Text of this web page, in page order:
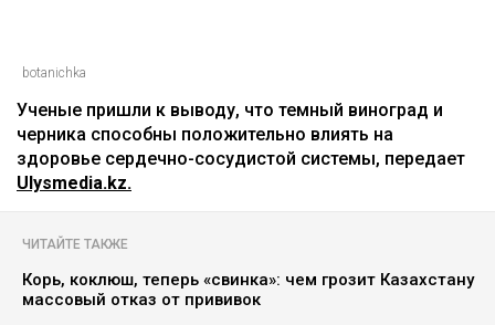
botanichka
Ученые пришли к выводу, что темный виноград и
черника способны положительно влиять на
здоровье сердечно-сосудистой системы, передает
Ulysmedia.kz.
ЧИТАЙТЕ ТАКЖЕ
Корь, коклюш, теперь «свинка»: чем грозит Казахстану
массовый отказ от прививок